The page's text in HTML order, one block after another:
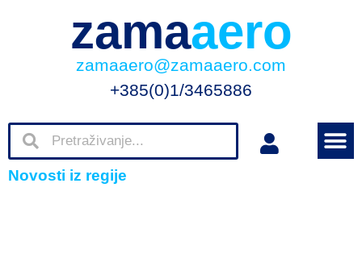
zamaaero
zamaaero@zamaaero.com
+385(0)1/3465886
Novosti iz regije